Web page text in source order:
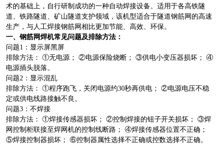
术的基础上，自行研制成功的一种自动焊接设备。适用于各高铁隧
道、铁路隧道、矿山隧道支护领域，该机型适合于隧道钢筋网的高速
生产，与人工焊接钢筋网相比更加节能、高效、环保。
一、钢筋网焊机常见问题及排除方法：
问题1：显示屏黑屏
排除方法： ①无电源； ②电源保险烧断； ③供电小变压器损坏； ④
电源插头脱落。
问题2：显示混乱
排除方法： ①程序跑飞，关闭电源约30秒再供电； ②电源电压不稳
定或供电线路接触不良。
问题3：不焊接
排除方法： ①焊接传感器损坏； ②控制焊接的钮子开关损坏； ③焊
网控制柜联接至焊网机的控制线断路； ④焊接传感器位置不正确；
⑤焊接控制器损坏； ⑥控制器属性选择不正确或控数选择不正确。